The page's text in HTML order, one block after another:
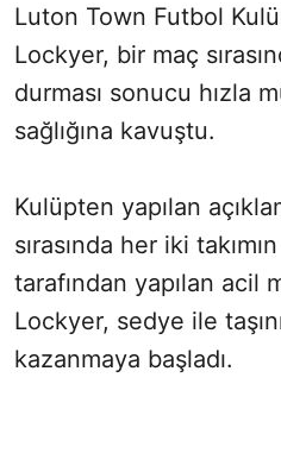
Luton Town Futbol
Lockyer, bir maç
durması sonucu hızla
sağlığına kavuştu.
Kulüpten yapılan
sırasında her iki
tarafından yapılan acil
Lockyer, sedye ile
kazanmaya başladı.